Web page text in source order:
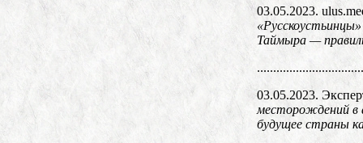
03.05.2023.
Таймыра —
03.05.2023.
месторождений в
будущее страны